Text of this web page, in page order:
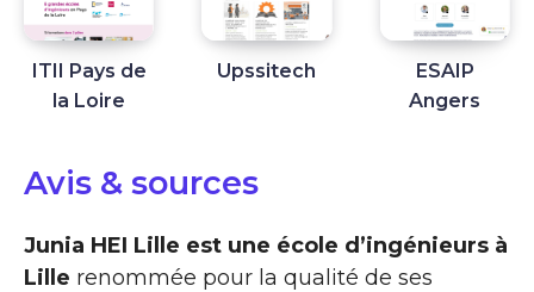
ITII Pays de
la Loire
Upssitech
ESAIP
Angers
Avis & sources
Junia HEI Lille est une école d’ingénieurs à
Lille renommée pour la qualité de ses